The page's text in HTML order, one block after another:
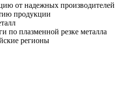
от надежных производителей
продукции
по плазменной резке металла
регионы